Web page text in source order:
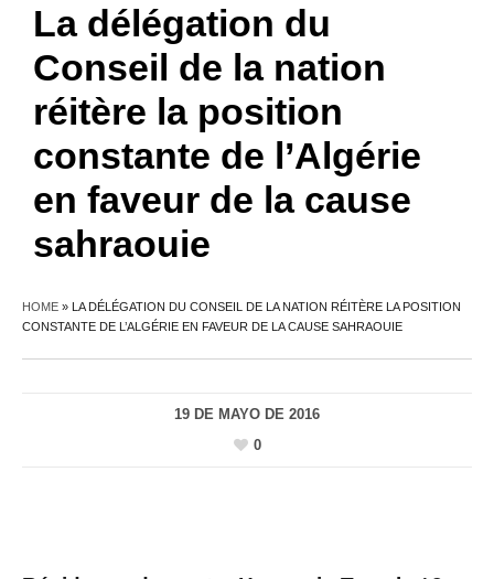
La délégation du
Conseil de la nation
réitère la position
constante de l’Algérie
en faveur de la cause
sahraouie
HOME » LA DÉLÉGATION DU CONSEIL DE LA NATION RÉITÈRE LA POSITION
CONSTANTE DE L’ALGÉRIE EN FAVEUR DE LA CAUSE SAHRAOUIE
19 DE MAYO DE 2016
0